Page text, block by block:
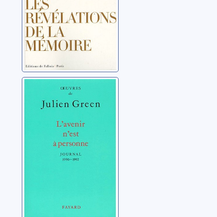
L'avenir n'est à
personne: 1990 -
1992
Green, Julien